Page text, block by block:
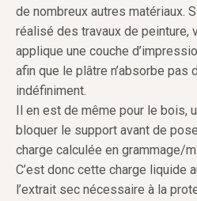
de nombreux autres matériaux.
réalisé des travaux de peinture,
applique une couche
afin que le plâtre n’absorbe pas
indéfiniment.
Il en est de même pour le bois,
bloquer le support avant de
charge calculée en grammage/
C’est donc cette charge liquide
l’extrait sec nécessaire à la